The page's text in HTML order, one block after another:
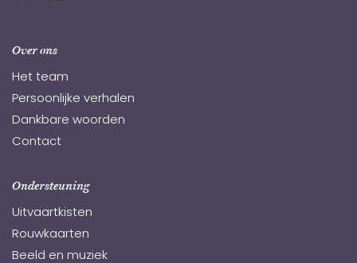
Over ons
Het team
Persoonlijke verhalen
Dankbare woorden
Contact
Ondersteuning
Uitvaartkisten
Rouwkaarten
Beeld en muziek